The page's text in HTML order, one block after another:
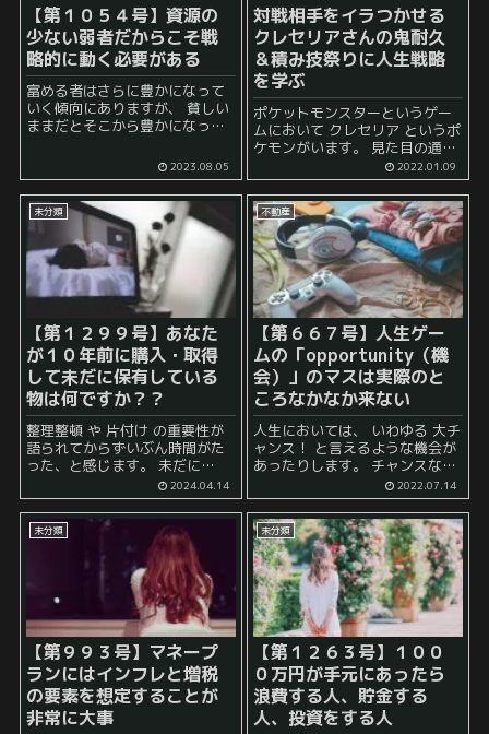
【第１０５４号】資源の
少ない弱者だからこそ戦
略的に動く必要がある
富める者はさらに豊かになって
いく傾向にありますが、 貧しい
ままだとそこから豊かになって
おいても元本が多ければ多いほ
ど有利になります。 不動産投資
などももともと豊かな人がさら
に良い...
2023.08.05
対戦相手をイラつかせる
クレセリアさんの鬼耐久
＆積み技祭りに人生戦略
を学ぶ
ポケットモンスターというゲー
ムにおいて クレセリア というポ
ケモンがいます。 見た目の通り
三日月をモチーフにしたポケモ
ンで、その耐久の強さが有名で
す。 クレセリア：トップクラス
の耐久が特徴の単エスパー。耐
性...
2022.01.09
未分類
【第１２９９号】あなた
が１０年前に購入・取得
して未だに保有している
物は何ですか？？
整理整頓 や 片付け の重要性が
語られてからずいぶん時間がた
った、と感じます。 未だに
「色々な理由があって、あまり
上手く片付けとか断捨離とか進
まない……」 と感じている人も
いる一方で、 「大分進...
2024.04.14
不動産
【第６６７号】人生ゲー
ムの「opportunity（機
会）」のマスは実際のと
ころなかなか来ない
人生においては、 いわゆる 大チ
ャンス！ と言えるような機会が
あったりします。 チャンスなの
言えるような状況ですね。 具体
的には、 ...
2022.07.14
未分類
【第９９３号】マネープ
ランにはインフレと増税
の要素を想定することが
非常に大事
未分類
【第１２６３号】１００
０万円が手元にあったら
浪費する人、貯金する
人、投資をする人